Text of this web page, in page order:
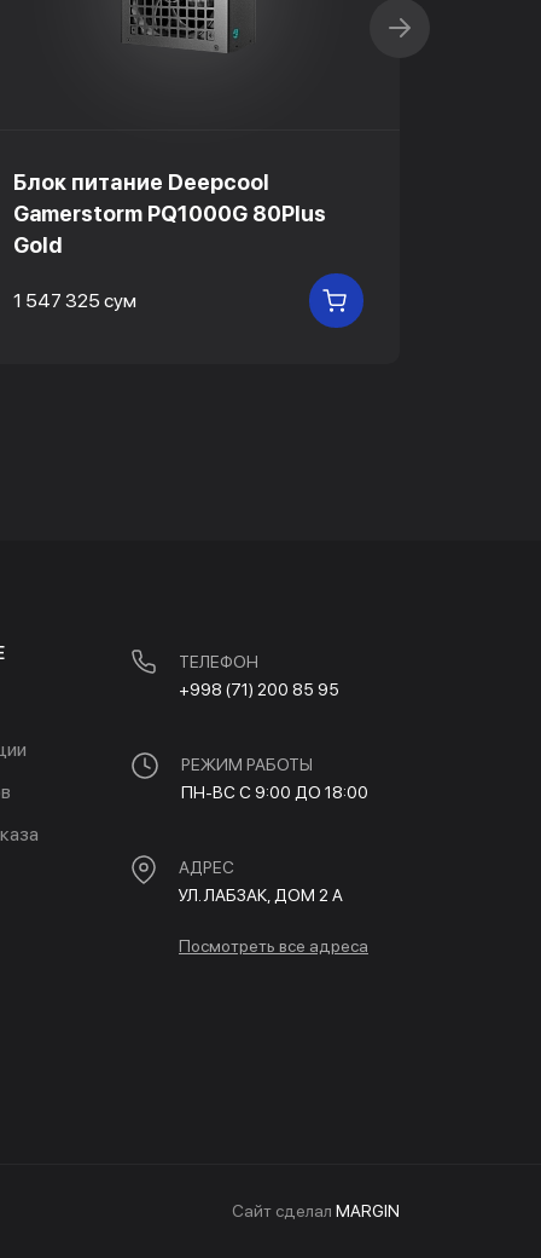
Блок питание Deepcool
Gamerstorm PQ1000G 80Plus
Gold
1 547 325 сум В КОРЗИНУ
ТЕЛЕФОН
+998 (71) 200 85 95
РЕЖИМ РАБОТЫ
ПН-ВС С 9:00 ДО 18:00
АДРЕС
УЛ. ЛАБЗАК, ДОМ 2 A
Посмотреть все адреса
Cайт сделал MARGIN